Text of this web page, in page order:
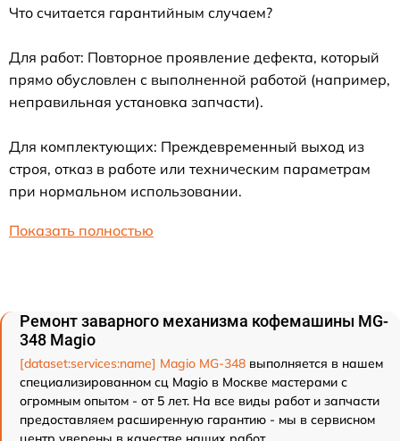
Что считается гарантийным случаем?
Для работ: Повторное проявление дефекта, который
прямо обусловлен с выполненной работой (например,
неправильная установка запчасти).
Для комплектующих: Преждевременный выход из
строя, отказ в работе или техническим параметрам
при нормальном использовании.
Показать полностью
Ремонт заварного механизма кофемашины MG-
348 Magio
[dataset:services:name] Magio MG-348 выполняется в нашем
специализированном сц Magio в Москве мастерами с
огромным опытом - от 5 лет. На все виды работ и запчасти
предоставляем расширенную гарантию - мы в сервисном